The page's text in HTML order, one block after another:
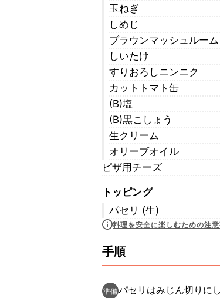
玉ねぎ
しめじ
ブラウンマッシュルーム
しいたけ
すりおろしニンニク
カットトマト缶
(B)塩
(B)黒こしょう
生クリーム
オリーブオイル
ピザ用チーズ
トッピング
パセリ (生)
料理を安全に楽しむための注
手順
準備パセリはみじん切りに